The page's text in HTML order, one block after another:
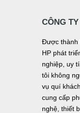
CÔNG
Được thành
HP phát
nghiệp, uy
tôi không
vụ quí
cung cấp
nghệ, thiết